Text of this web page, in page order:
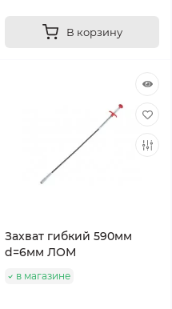
В корзину
Захват гибкий 590мм
d=6мм ЛОМ
в магазине